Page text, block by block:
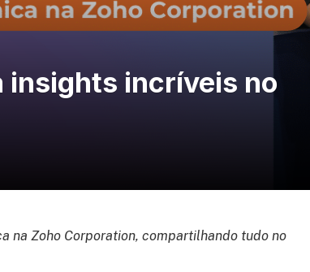
insights incríveis no
na Zoho Corporation, compartilhando tudo no